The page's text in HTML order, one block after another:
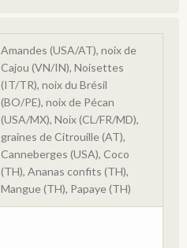
Amandes (USA/AT), noix de
Cajou (VN/IN), Noisettes
(IT/TR), noix du Brésil
(BO/PE), noix de Pécan
(USA/MX), Noix (CL/FR/MD),
graines de Citrouille (AT),
Canneberges (USA), Coco
(TH), Ananas confits (TH),
Mangue (TH), Papaye (TH)